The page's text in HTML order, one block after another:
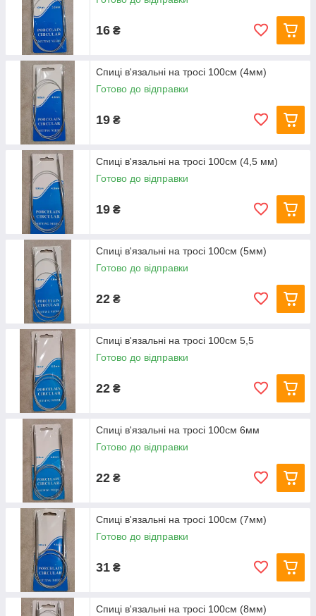
16 ₴
Спиці в'язальні на тросі 100см (4мм)
Готово до відправки
19 ₴
Спиці в'язальні на тросі 100см (4,5 мм)
Готово до відправки
19 ₴
Спиці в'язальні на тросі 100см (5мм)
Готово до відправки
22 ₴
Спиці в'язальні на тросі 100см 5,5
Готово до відправки
22 ₴
Спиці в'язальні на тросі 100см 6мм
Готово до відправки
22 ₴
Спиці в'язальні на тросі 100см (7мм)
Готово до відправки
31 ₴
Спиці в'язальні на тросі 100см (8мм)